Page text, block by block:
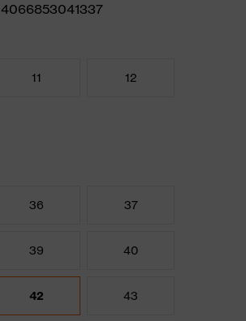
4066853041337
11 12
36 37
39 40
42 43